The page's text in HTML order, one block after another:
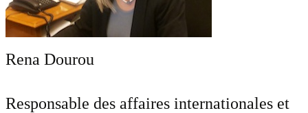
Rena Dourou
Responsable des affaires internationales et